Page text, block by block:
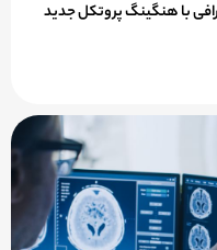
با هنگینگ پروتکل جدید